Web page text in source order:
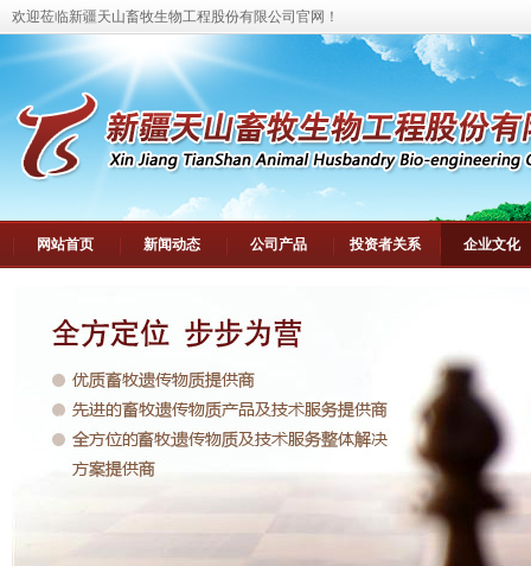
欢迎莅临新疆天山畜牧生物工程股份有限公司官网！
网站首页 新闻动态 公司产品 投资者关系 企业文化